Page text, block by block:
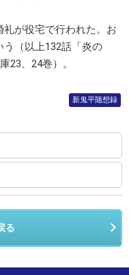
が役宅で行われた。お
（以上132話「炎の
23、24巻）。
新鬼平随想録
る